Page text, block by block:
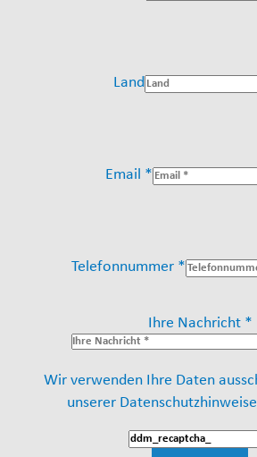
Land
Email *
Telefonnummer *
Ihre Nachricht *
Wir verwenden Ihre Daten
unserer